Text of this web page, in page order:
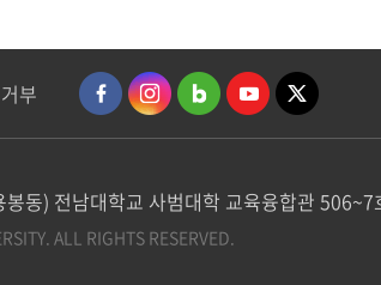
부
동) 전남대학교 사범대학 교육융합관 506~7
ALL RIGHTS RESERVED.